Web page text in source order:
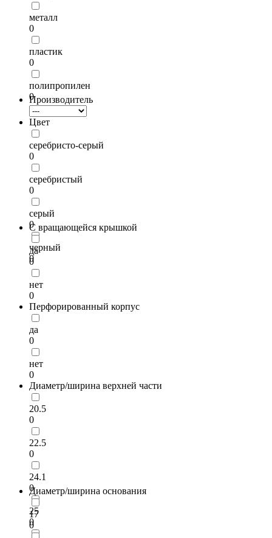
металл
0
пластик
0
полипропилен
0
Производитель
Цвет
серебристо-серый
0
серебристый
0
серый
0
черный
0
С вращающейся крышкой
да
0
нет
0
Перфорированный корпус
да
0
нет
0
Диаметр/ширина верхней части
20.5
0
22.5
0
24.1
0
25
0
Диаметр/ширина основания
17
0